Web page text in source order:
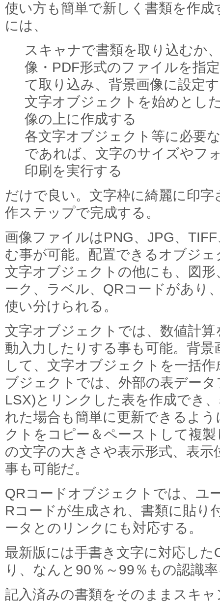
使い方も簡単で新しく書類を作成
には、
スキャナで書類を取り込むか
像・PDF形式のファイルを指
て取り込み、背景画像に設定
文字オブジェクトを始めとし
像の上に作成する
各文字オブジェクト等に必要
であれば、文字のサイズやフ
印刷を実行する
だけで良い。文字枠に綺麗に印
作ステップで完成する。
画像ファイルはPNG、JPG、
む事が可能。配置できるオブジ
文字オブジェクトの他にも、図
ーク、ラベル、QRコードがあり
使い分けられる。
文字オブジェクトでは、数値計
動入力したりする事も可能。背
して、文字オブジェクトを一括
ブジェクトでは、外部の表デー
LSX)とリンクした表を作成でき
れた場合も簡単に更新できるよ
クトをコピー＆ペーストして複
の文字の大きさや表示形式、表
事も可能だ。
QRコードオブジェクトでは、ユ
Rコードが生成され、書類に貼り
ータとのリンクにも対応する。
最新版には手書き文字に対応し
り、なんと90％～99％もの認識
記入済みの書類をそのままスキ